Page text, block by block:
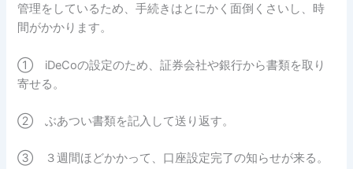
管理をしているため、手続きはとにかく面倒くさいし、時
間がかかります。
① iDeCoの設定のため、証券会社や銀行から書類を取り
寄せる。
② ぶあつい書類を記入して送り返す。
③ ３週間ほどかかって、口座設定完了の知らせが来る。